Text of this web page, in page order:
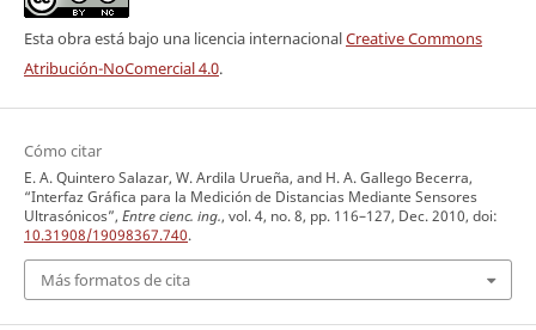
Esta obra está bajo una licencia internacionalCreative Commons
Atribución-NoComercial 4.0.
Cómo citar
E. A. Quintero Salazar, W. Ardila Urueña, and H. A. Gallego Becerra,
“Interfaz Gráfica para la Medición de Distancias Mediante Sensores
Ultrasónicos”, Entre cienc. ing., vol. 4, no. 8, pp. 116–127, Dec. 2010, doi:
10.31908/19098367.740.
Más formatos de cita